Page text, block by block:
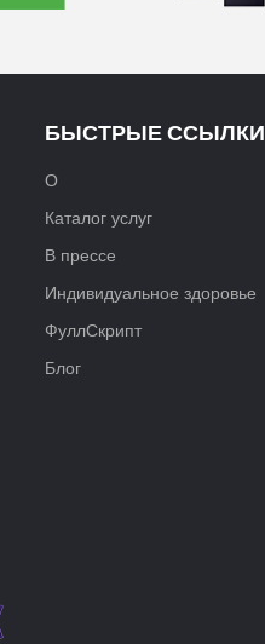
БЫСТРЫЕ ССЫЛКИ
О
Каталог услуг
В прессе
Индивидуальное здоровье
ФуллСкрипт
Блог